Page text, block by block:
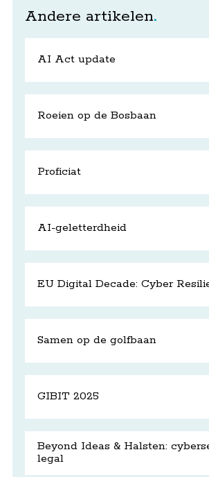
Andere artikelen
AI Act update
Roeien op de Bosbaan
Proficiat
AI-geletterdheid
EU Digital Decade: Cyber
Samen op de golfbaan
GIBIT 2025
Beyond Ideas & Halsten:
legal